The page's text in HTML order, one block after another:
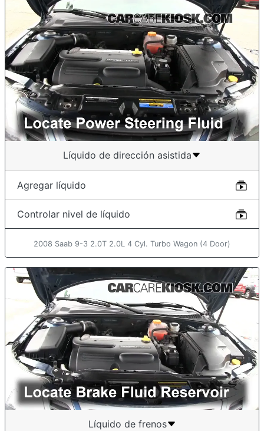
Líquido de dirección asistida
Agregar líquido
Controlar nivel de líquido
2008 Saab 9-3 2.0T 2.0L 4 Cyl. Turbo Wagon (4 Door)
Líquido de frenos